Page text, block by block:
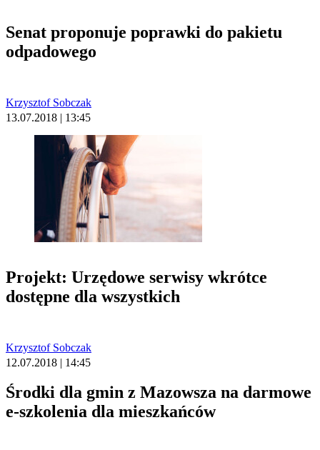
Senat proponuje poprawki do pakietu
odpadowego
Krzysztof Sobczak
13.07.2018 | 13:45
Projekt: Urzędowe serwisy wkrótce
dostępne dla wszystkich
Krzysztof Sobczak
12.07.2018 | 14:45
Środki dla gmin z Mazowsza na darmowe
e-szkolenia dla mieszkańców